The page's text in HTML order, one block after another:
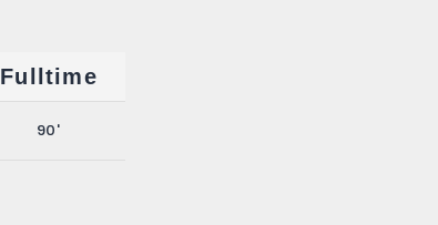
Fulltime
90'